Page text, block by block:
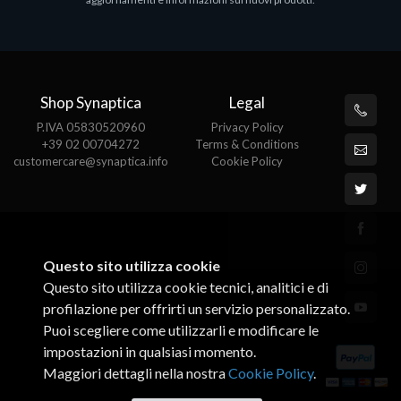
Shop Synaptica
P.IVA 05830520960
+39 02 00704272
customercare@synaptica.info
Legal
Privacy Policy
Terms & Conditions
Cookie Policy
Questo sito utilizza cookie
Questo sito utilizza cookie tecnici, analitici e di
profilazione per offrirti un servizio personalizzato.
Puoi scegliere come utilizzarli e modificare le
impostazioni in qualsiasi momento.
Maggiori dettagli nella nostraCookie Policy.